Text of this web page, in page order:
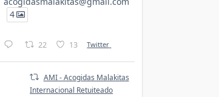
4
22 13 Twitter
AMI - Acogidas Malakitas
Internacional Retuiteado